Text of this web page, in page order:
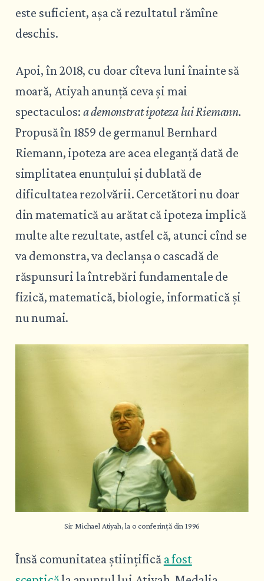
este suficient, așa că rezultatul rămîne
deschis.
Apoi, în 2018, cu doar cîteva luni înainte să
moară, Atiyah anunță ceva și mai
spectaculos: a demonstrat ipoteza lui Riemann.
Propusă în 1859 de germanul Bernhard
Riemann, ipoteza are acea eleganță dată de
simplitatea enunțului și dublată de
dificultatea rezolvării. Cercetători nu doar
din matematică au arătat că ipoteza implică
multe alte rezultate, astfel că, atunci cînd se
va demonstra, va declanșa o cascadă de
răspunsuri la întrebări fundamentale de
fizică, matematică, biologie, informatică și
nu numai.
Sir Michael Atiyah, la o conferință din 1996
Însă comunitatea științifică a fost